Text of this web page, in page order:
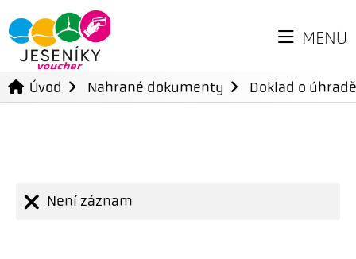
MENU
Úvod Nahrané dokumenty Doklad o
Není záznam